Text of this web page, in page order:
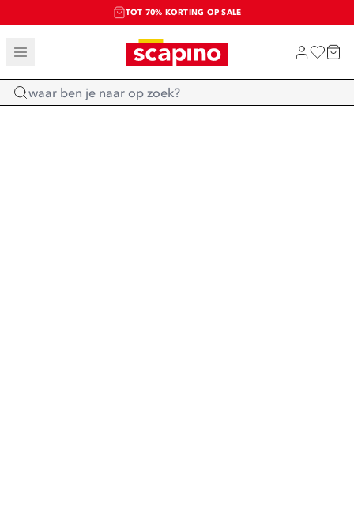
TOT 70% KORTING OP SALE
SALE: LAATSTE KANS!
SHOP NIEUW
Home